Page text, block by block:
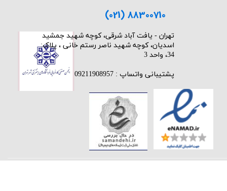
(021) 88300710
​تهران - یافت آباد شرقی، کوچه شهید جمشید
اسدیان، کوچه شهید ناصر رستم خانی ، پلاک:
34، واحد 3
پشتیبانی واتساپ : 09211908957